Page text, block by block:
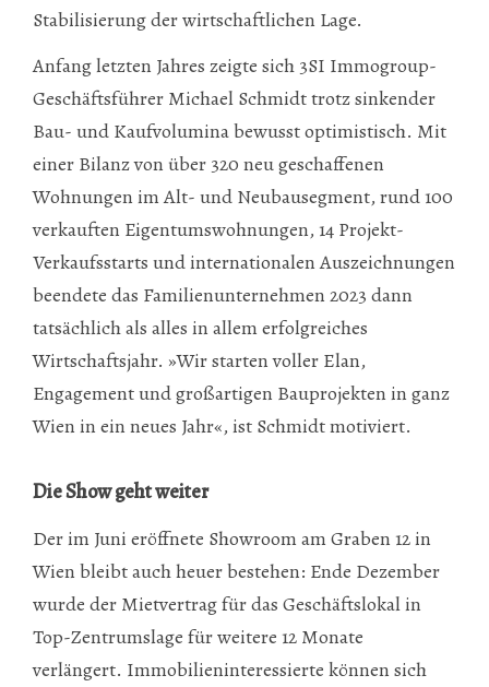
Stabilisierung der wirtschaftlichen Lage.
Anfang letzten Jahres zeigte sich 3SI Immogroup-
Geschäftsführer Michael Schmidt trotz sinkender
Bau- und Kaufvolumina bewusst optimistisch. Mit
einer Bilanz von über 320 neu geschaffenen
Wohnungen im Alt- und Neubausegment, rund 100
verkauften Eigentumswohnungen, 14 Projekt-
Verkaufsstarts und internationalen Auszeichnungen
beendete das Familienunternehmen 2023 dann
tatsächlich als alles in allem erfolgreiches
Wirtschaftsjahr. »Wir starten voller Elan,
Engagement und großartigen Bauprojekten in ganz
Wien in ein neues Jahr«, ist Schmidt motiviert.
Die Show geht weiter
Der im Juni eröffnete Showroom am Graben 12 in
Wien bleibt auch heuer bestehen: Ende Dezember
wurde der Mietvertrag für das Geschäftslokal in
Top-Zentrumslage für weitere 12 Monate
verlängert. Immobilieninteressierte können sich